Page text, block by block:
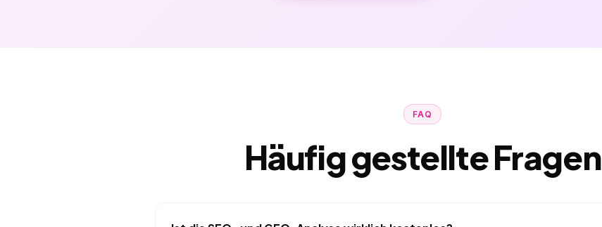
FAQ
Häufig gestellte Fragen